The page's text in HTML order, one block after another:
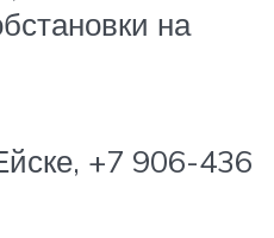
на
+7 906-436